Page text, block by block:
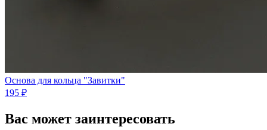
Основа для кольца "Завитки"
195 ₽
Вас может заинтересовать